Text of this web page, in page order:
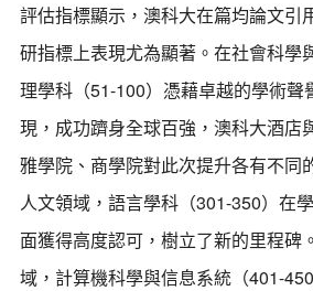
評估指標顯示，澳科大在篇均論文引
研指標上表現尤為顯著。在社會科學
理學科（51-100）憑藉卓越的學術聲
現，成功躋身全球百強，澳科大酒店
雅學院、商學院對此次提升各有不同
人文領域，語言學科（301-350）在
面獲得高度認可，樹立了新的里程碑
域，計算機科學與信息系統（401-